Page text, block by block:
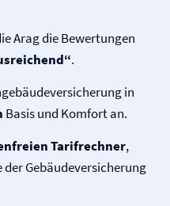
Arag die Bewertungen
.
in
Basis und Komfort an.
Tarifrechner,
Gebäude­­versicherung